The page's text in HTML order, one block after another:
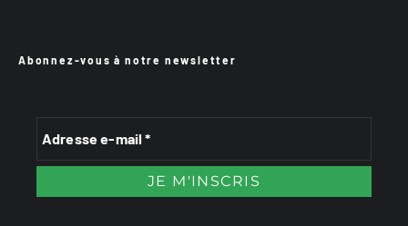
Abonnez-vous à notre newsletter